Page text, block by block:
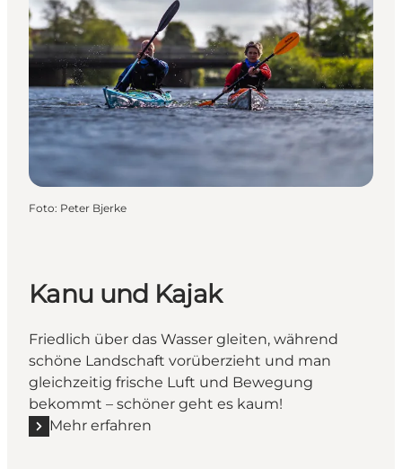
Foto: Peter Bjerke
Kanu und Kajak
Friedlich über das Wasser gleiten, während
schöne Landschaft vorüberzieht und man
gleichzeitig frische Luft und Bewegung
bekommt – schöner geht es kaum!
Mehr erfahren
Mehr erfahren "Kanu und Kajak"